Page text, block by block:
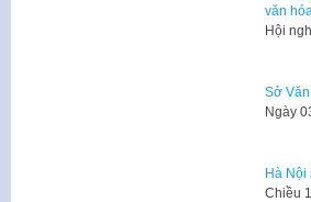
văn
​Hội
Sở
Ngày
Hà Nội
​Chiều